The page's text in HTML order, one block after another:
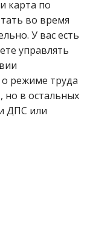
карта по
во время
У вас есть
управлять
о режиме труда
но в остальных
ДПС или